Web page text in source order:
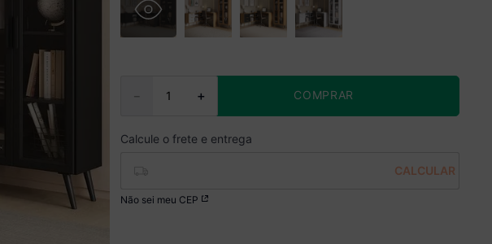
＋
－ COMPRAR
Não sei meu CEP